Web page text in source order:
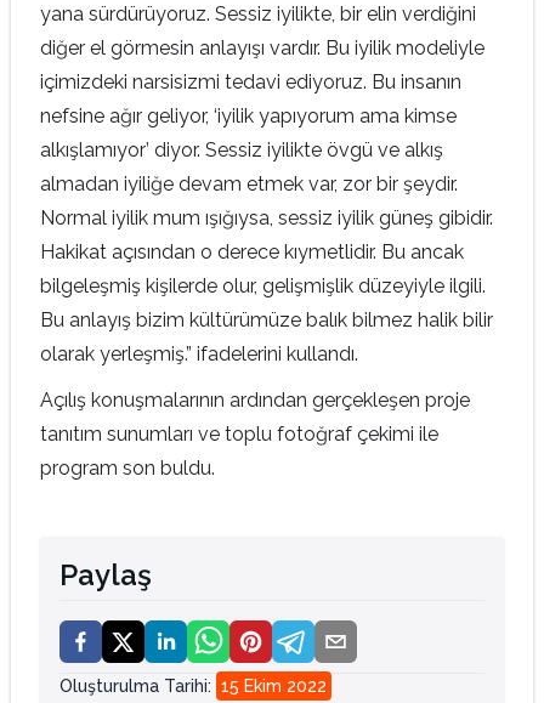
yana sürdürüyoruz. Sessiz iyilikte, bir elin verdiğini
diğer el görmesin anlayışı vardır. Bu iyilik modeliyle
içimizdeki narsisizmi tedavi ediyoruz. Bu insanın
nefsine ağır geliyor, ‘iyilik yapıyorum ama kimse
alkışlamıyor’ diyor. Sessiz iyilikte övgü ve alkış
almadan iyiliğe devam etmek var, zor bir şeydir.
Normal iyilik mum ışığıysa, sessiz iyilik güneş gibidir.
Hakikat açısından o derece kıymetlidir. Bu ancak
bilgeleşmiş kişilerde olur, gelişmişlik düzeyiyle ilgili.
Bu anlayış bizim kültürümüze balık bilmez halik bilir
olarak yerleşmiş.” ifadelerini kullandı.
Açılış konuşmalarının ardından gerçekleşen proje
tanıtım sunumları ve toplu fotoğraf çekimi ile
program son buldu.
Paylaş
Oluşturulma Tarihi: 15 Ekim 2022